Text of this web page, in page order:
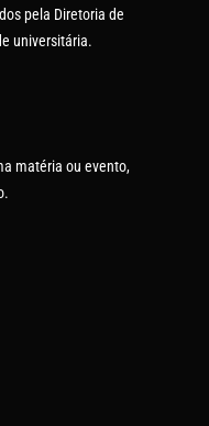
pela Diretoria de
universitária.
matéria ou evento,